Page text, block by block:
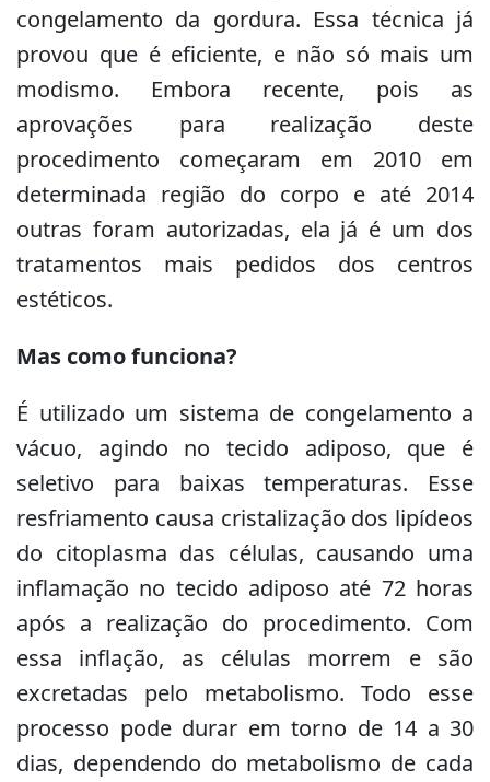
congelamento da gordura. Essa técnica já
provou que é eficiente, e não só mais um
modismo. Embora recente, pois as
aprovações para realização deste
procedimento começaram em 2010 em
determinada região do corpo e até 2014
outras foram autorizadas, ela já é um dos
tratamentos mais pedidos dos centros
estéticos.
Mas como funciona?
É utilizado um sistema de congelamento a
vácuo, agindo no tecido adiposo, que é
seletivo para baixas temperaturas. Esse
resfriamento causa cristalização dos lipídeos
do citoplasma das células, causando uma
inflamação no tecido adiposo até 72 horas
após a realização do procedimento. Com
essa inflação, as células morrem e são
excretadas pelo metabolismo. Todo esse
processo pode durar em torno de 14 a 30
dias, dependendo do metabolismo de cada